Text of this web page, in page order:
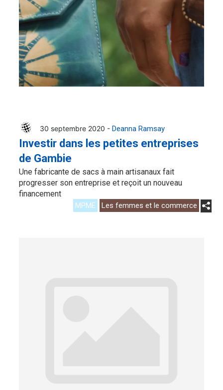
30 septembre 2020 - Deanna Ramsay
Investir dans les petites entreprises
de Gambie
Une fabricante de sacs à main artisanaux fait
progresser son entreprise et reçoit un nouveau
financement
MPME Les femmes et le commerce